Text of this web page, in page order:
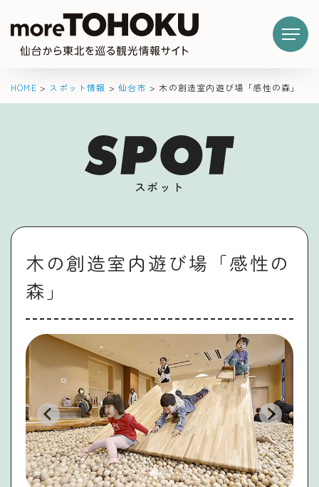
HOME > スポット情報 >仙台市 > 木の創造室内遊び場「感性の森」
スポット
木の創造室内遊び場「感性の
森」